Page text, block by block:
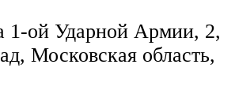
1-ой Ударной Армии, 2,
Московская область,